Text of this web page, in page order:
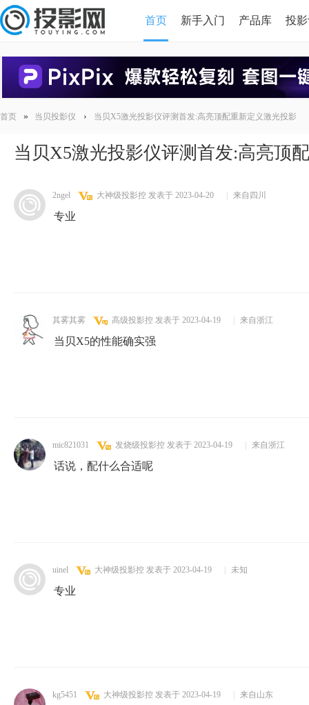
首页 新手入门 产品库 投
首页 » 当贝投影仪 › 当贝X5激光投影仪评测首发:高亮顶配重新定义激光投影
当贝X5激光投影仪评测首发:高亮顶
2ngel 大神级投影控 发表于 2023-04-20 来自四川
专业
其雾其雾 高级投影控 发表于 2023-04-19 来自浙江
当贝X5的性能确实强
mic821031 发烧级投影控 发表于 2023-04-19 来自浙江
话说，配什么合适呢
uinel 大神级投影控 发表于 2023-04-19 未知
专业
kg5451 大神级投影控 发表于 2023-04-19 来自山东